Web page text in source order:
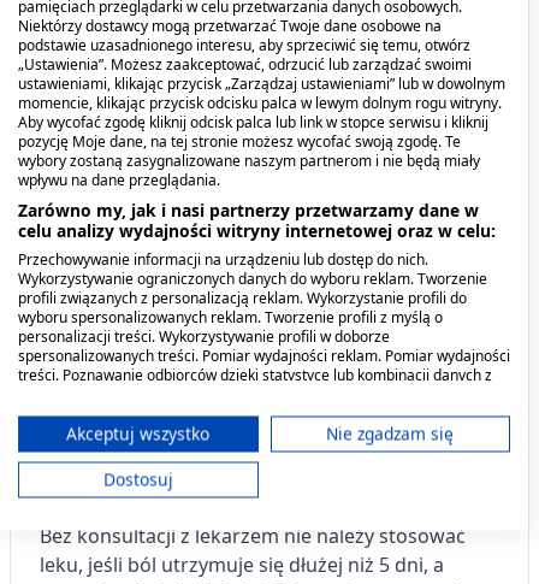
Dawkowanie
Zazwyczaj stosowana dawka leku to:
Dorośli: 1-2 tabletki powlekane (500-1000 mg
paracetamolu), w razie konieczności 3-4 razy na
dobę (maksymalnie 8 tabletek powlekanych w
ciągu doby, czyli 4 g paracetamolu na dobę).
Należy przestrzegać co najmniej 4 godzinnego
odstępu między kolejnymi dawkami.
Młodzież w wieku powyżej 12 lat: 1 tabletka
konieczności 3 do 4 razy na dobę. Należy
przestrzegać co najmniej 4 godzinnego odstępu
między kolejnymi dawkami.
Bez konsultacji z lekarzem nie należy stosować
leku, jeśli ból utrzymuje się dłużej niż 5 dni, a
pamięciach przeglądarki w celu przetwarzania danych osobowych.
Niektórzy dostawcy mogą przetwarzać Twoje dane osobowe na
podstawie uzasadnionego interesu, aby sprzeciwić się temu, otwórz
„Ustawienia”. Możesz zaakceptować, odrzucić lub zarządzać swoimi
ustawieniami, klikając przycisk „Zarządzaj ustawieniami” lub w dowolnym
momencie, klikając przycisk odcisku palca w lewym dolnym rogu witryny.
Aby wycofać zgodę kliknij odcisk palca lub link w stopce serwisu i kliknij
pozycję Moje dane, na tej stronie możesz wycofać swoją zgodę. Te
wybory zostaną zasygnalizowane naszym partnerom i nie będą miały
wpływu na dane przeglądania.
Zarówno my, jak i nasi partnerzy przetwarzamy dane w
celu analizy wydajności witryny internetowej oraz w celu:
Przechowywanie informacji na urządzeniu lub dostęp do nich.
Wykorzystywanie ograniczonych danych do wyboru reklam. Tworzenie
profili związanych z personalizacją reklam. Wykorzystanie profili do
wyboru spersonalizowanych reklam. Tworzenie profili z myślą o
personalizacji treści. Wykorzystywanie profili w doborze
spersonalizowanych treści. Pomiar wydajności reklam. Pomiar wydajności
treści. Poznawanie odbiorców dzięki statystyce lub kombinacji danych z
ograniczonych danych do wyboru treści.
Dane mogą być udostępniane poza Unię Europejską i wysyłane do USA.
Twoja zgoda i polityka cookie dotyczą wyłącznie tej witryny/aplikacji.
Wyświetl listę partnerów (11 dostawców IAB)
Cele przetwarzania IAB:
Akceptuj wszystko
Nie zgadzam się
Dostosuj